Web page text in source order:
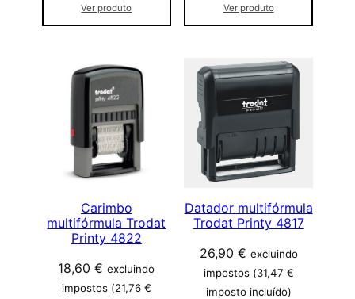
u
l
r
i
d
e
Ver produto Ver produto
Carimbo
multifórmula Trodat
Printy 4822
18,60€ excluindo
impostos (21,76 €
Datador multifórmula
Trodat Printy 4817
26,90 € excluindo
impostos (31,47 €
imposto incluído)